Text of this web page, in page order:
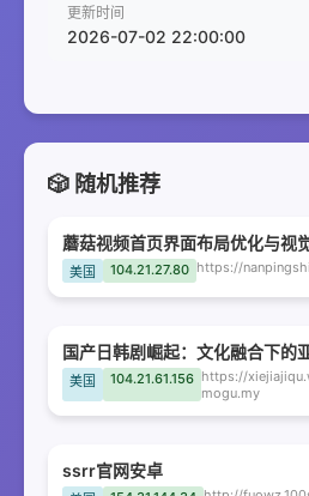
更新时间
2026-07-02 22:00:00
🎲 随机推荐
蘑菇视频首页界面布局优化与视
美国 104.21.27.80
国产日韩剧崛起：文化融合下的
美国 104.21.61.156 https://
mogu.my
ssrr官网安卓